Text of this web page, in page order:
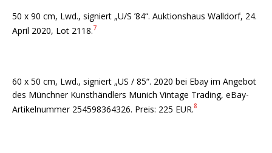
50 x 90 cm, Lwd., signiert „U/S ’84“. Auktionshaus Walldorf, 24.
April 2020, Lot 2118.7
60 x 50 cm, Lwd., signiert „US / 85“. 2020 bei Ebay im Angebot
des Münchner Kunsthändlers Munich Vintage Trading, eBay-
Artikelnummer 254598364326. Preis: 225 EUR.8